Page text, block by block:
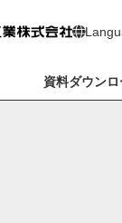
資料ダウンロ